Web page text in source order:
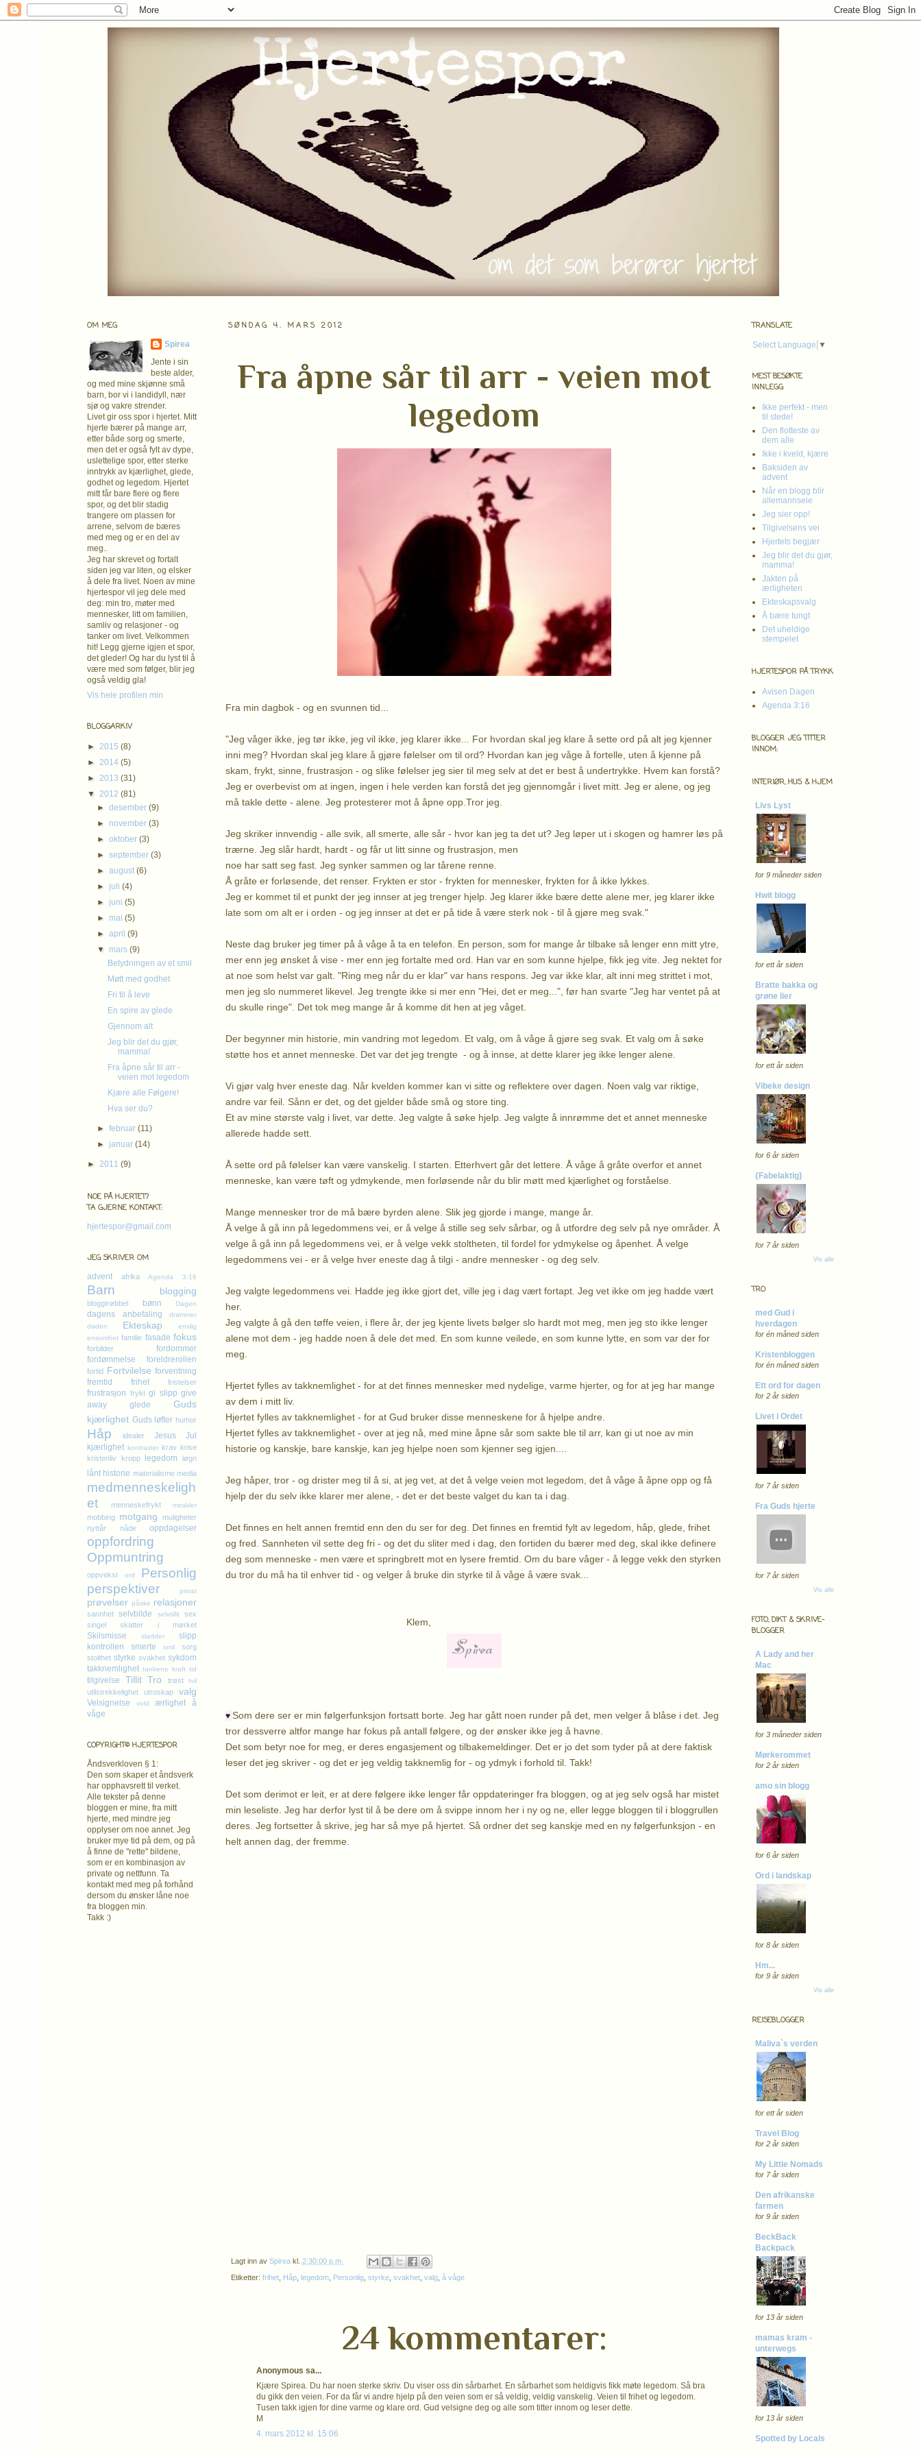
SØNDAG 4. MARS 2012
Fra åpne sår til arr - veien mot
legedom
Fra min dagbok - og en svunnen tid...
"Jeg våger ikke, jeg tør ikke, jeg vil ikke, jeg klarer ikke... For hvordan skal jeg klare å sette ord på alt jeg kjenner
inni meg? Hvordan skal jeg klare å gjøre følelser om til ord? Hvordan kan jeg våge å fortelle, uten å kjenne på
skam, frykt, sinne, frustrasjon - og slike følelser jeg sier til meg selv at det er best å undertrykke. Hvem kan forstå?
Jeg er overbevist om at ingen, ingen i hele verden kan forstå det jeg gjennomgår i livet mitt. Jeg er alene, og jeg
må takle dette - alene. Jeg protesterer mot å åpne opp.Tror jeg.
Jeg skriker innvendig - alle svik, all smerte, alle sår - hvor kan jeg ta det ut? Jeg løper ut i skogen og hamrer løs på
trærne. Jeg slår hardt, hardt - og får ut litt sinne og frustrasjon, men
noe har satt seg fast. Jeg synker sammen og lar tårene renne.
Å gråte er forløsende, det renser. Frykten er stor - frykten for mennesker, frykten for å ikke lykkes.
Jeg er kommet til et punkt der jeg innser at jeg trenger hjelp. Jeg klarer ikke bære dette alene mer, jeg klarer ikke
late som om alt er i orden - og jeg innser at det er på tide å være sterk nok - til å gjøre meg svak."
Neste dag bruker jeg timer på å våge å ta en telefon. En person, som for mange år tilbake så lenger enn mitt ytre,
mer enn jeg ønsket å vise - mer enn jeg fortalte med ord. Han var en som kunne hjelpe, fikk jeg vite. Jeg nektet for
at noe som helst var galt. "Ring meg når du er klar" var hans respons. Jeg var ikke klar, alt inni meg strittet i mot,
men jeg slo nummeret likevel. Jeg trengte ikke si mer enn "Hei, det er meg...", før han svarte "Jeg har ventet på at
du skulle ringe". Det tok meg mange år å komme dit hen at jeg våget.
Der begynner min historie, min vandring mot legedom. Et valg, om å våge å gjøre seg svak. Et valg om å søke
støtte hos et annet menneske. Det var det jeg trengte - og å innse, at dette klarer jeg ikke lenger alene.
Vi gjør valg hver eneste dag. Når kvelden kommer kan vi sitte og reflektere over dagen. Noen valg var riktige,
andre var feil. Sånn er det, og det gjelder både små og store ting.
Et av mine største valg i livet, var dette. Jeg valgte å søke hjelp. Jeg valgte å innrømme det et annet menneske
allerede hadde sett.
Å sette ord på følelser kan være vanskelig. I starten. Etterhvert går det lettere. Å våge å gråte overfor et annet
menneske, kan være tøft og ydmykende, men forløsende når du blir møtt med kjærlighet og forståelse.
Mange mennesker tror de må bære byrden alene. Slik jeg gjorde i mange, mange år.
Å velge å gå inn på legedommens vei, er å velge å stille seg selv sårbar, og å utfordre deg selv på nye områder. Å
velge å gå inn på legedommens vei, er å velge vekk stoltheten, til fordel for ydmykelse og åpenhet. Å velge
legedommens vei - er å velge hver eneste dag å tilgi - andre mennesker - og deg selv.
Jeg valgte legedommens vei. Hadde jeg ikke gjort det, ville jeg i dag vært fortapt. Jeg vet ikke om jeg hadde vært
her.
Jeg valgte å gå den tøffe veien, i flere år, der jeg kjente livets bølger slo hardt mot meg, men jeg sto ikke lenger
alene mot dem - jeg hadde noen å dele det med. En som kunne veilede, en som kunne lytte, en som var der for
meg.
Hjertet fylles av takknemlighet - for at det finnes mennesker med nydelige, varme hjerter, og for at jeg har mange
av dem i mitt liv.
Hjertet fylles av takknemlighet - for at Gud bruker disse menneskene for å hjelpe andre.
Hjertet fylles av takknemlighet - over at jeg nå, med mine åpne sår som sakte ble til arr, kan gi ut noe av min
historie og kanskje, bare kanskje, kan jeg hjelpe noen som kjenner seg igjen....
Jeg håper, tror - og drister meg til å si, at jeg vet, at det å velge veien mot legedom, det å våge å åpne opp og få
hjelp der du selv ikke klarer mer alene, - det er det beste valget du kan ta i dag.
Det finnes en helt annen fremtid enn den du ser for deg. Det finnes en fremtid fylt av legedom, håp, glede, frihet
og fred. Sannheten vil sette deg fri - og det du sliter med i dag, den fortiden du bærer med deg, skal ikke definere
deg som menneske - men være et springbrett mot en lysere fremtid. Om du bare våger - å legge vekk den styrken
du tror du må ha til enhver tid - og velger å bruke din styrke til å våge å være svak...
Klem,
♥ Som dere ser er min følgerfunksjon fortsatt borte. Jeg har gått noen runder på det, men velger å blåse i det. Jeg
tror dessverre altfor mange har fokus på antall følgere, og der ønsker ikke jeg å havne.
Det som betyr noe for meg, er deres engasjement og tilbakemeldinger. Det er jo det som tyder på at dere faktisk
leser det jeg skriver - og det er jeg veldig takknemlig for - og ydmyk i forhold til. Takk!
Det som derimot er leit, er at dere følgere ikke lenger får oppdateringer fra bloggen, og at jeg selv også har mistet
min leseliste. Jeg har derfor lyst til å be dere om å svippe innom her i ny og ne, eller legge bloggen til i bloggrullen
deres. Jeg fortsetter å skrive, jeg har så mye på hjertet. Så ordner det seg kanskje med en ny følgerfunksjon - en
helt annen dag, der fremme.
Lagt inn av Spirea kl. 2:30:00 p.m.
Etiketter: frihet Håp legedom Personlig styrke svakhet valg å våge
24 kommentarer:
Anonymous sa...
Kjære Spirea. Du har noen sterke skriv. Du viser oss din sårbarhet. En sårbarhet som heldigvis fikk møte legedom. Så bra
du gikk den veien. For da får vi andre hjelp på den veien som er så veldig, veldig vanskelig. Veien til frihet og legedom.
Tusen takk igjen for dine varme og klare ord. Gud velsigne deg og alle som titter innom og leser dette.
M
4. mars 2012 kl. 15:06
OM MEG
Spirea
Jente i sin
beste alder,
og med mine skjønne små
barn, bor vi i landidyll, nær
sjø og vakre strender.
Livet gir oss spor i hjertet. Mitt
hjerte bærer på mange arr,
etter både sorg og smerte,
men det er også fylt av dype,
uslettelige spor, etter sterke
inntrykk av kjærlighet, glede,
godhet og legedom. Hjertet
mitt får bare flere og flere
spor, og det blir stadig
trangere om plassen for
arrene, selvom de bæres
med meg og er en del av
meg..
Jeg har skrevet og fortalt
siden jeg var liten, og elsker
å dele fra livet. Noen av mine
hjertespor vil jeg dele med
deg: min tro, møter med
mennesker, litt om familien,
samliv og relasjoner - og
tanker om livet. Velkommen
hit! Legg gjerne igjen et spor,
det gleder! Og har du lyst til å
være med som følger, blir jeg
også veldig gla!
Vis hele profilen min
BLOGGARKIV
► 2015 (8)
► 2014 (5)
► 2013 (31)
▼ 2012 (81)
►desember(9)
► november(3)
►oktober(3)
►september(3)
►august(6)
► juli(4)
► juni(5)
► mai(5)
►april(9)
▼ mars(9)
Betydningen av et smil
Møtt med godhet
Fri til å leve
En spire av glede
Gjennom alt
Jeg blir det du gjør,
mamma!
Fra åpne sår til arr -
veien mot legedom
Kjære alle Følgere!
Hva ser du?
►februar(11)
► januar(14)
► 2011 (9)
NOE PÅ HJERTET?
TA GJERNE KONTAKT:
hjertespor@gmail.com
JEG SKRIVER OM
advent afrika Agenda 3:16
Barn blogging
bloggtrøbbel bønn Dagen
dagens anbefaling
drømmer
døden
Ekteskap
enslig
ensomhet familie fasade fokus
forbilder
fordommer
fordømmelse
foreldrerollen
fortid Fortvilelse forventning
fremtid
frihet fristelser
frustrasjon frykt gi slipp give
away
glede
Guds
kjærlighet Guds løfter humor
Håp idealer Jesus
Jul
kjærlighet kontraster krav krise
kristenliv kropp legedom løgn
lånt historie materialisme media
medmenneskeligh
et
menneskefrykt mirakler
mobbing motgang
muligheter
nyttår
nåde oppdagelser
oppfordring
Oppmuntring
oppvekst ord
Personlig
perspektiver
privat
prøvelser påske relasjoner
sannhet selvbilde selvtillit
sex
singel
skatter i mørket
Skilsmisse sladder
slipp
kontrollen
smerte smil
sorg
stolthet styrke svakhet sykdom
takknemlighet tankens kraft tid
tilgivelse Tillit Tro trøst tvil
utilstrekkelighet utroskap valg
Velsignelse vold ærlighet
å
våge
COPYRIGHT© HJERTESPOR
Åndsverkloven § 1:
Den som skaper et åndsverk
har opphavsretttil verket.
Alle tekster på denne
bloggen er mine, fra mitt
hjerte, med mindre jeg
opplyser om noe annet. Jeg
bruker mye tid på dem, og på
å finne de "rette" bildene,
som er en kombinasjon av
private og nettfunn. Ta
kontakt med meg på forhånd
dersom du ønsker låne noe
fra bloggen min.
Takk :)
TRANSLATE
Select Language ▼
MEST BESØKTE
INNLEGG
Ikke perfekt - men
til stede!
Den flotteste av
dem alle
Ikke i kveld, kjære
Baksiden av
advent
Når en blogg blir
allemannseie
Jeg sier opp!
Tilgivelsens vei
Hjertets begjær
Jeg blir det du gjør,
mamma!
Jakten på
ærligheten
Ekteskapsvalg
Å bære tungt
Det uheldige
stempelet
HJERTESPOR PÅ TRYKK
Avisen Dagen
Agenda 3:16
BLOGGER JEG TITTER
INNOM:
INTERIØR, HUS & HJEM
Livs Lyst
for 9 måneder siden
Hwit blogg
for ett år siden
Bratte bakka og
grøne lier
for ett år siden
Vibeke design
for 6 år siden
{Fabelaktig}
for 7 år siden
Vis alle
TRO
med Gud i
hverdagen
for én måned siden
Kristenbloggen
for én måned siden
Ett ord for dagen
for 2 år siden
Livet i Ordet
for 7 år siden
Fra Guds hjerte
for 7 år siden
Vis alle
FOTO, DIKT & SKRIVE-
BLOGGER
A Lady and her
Mac
for 3 måneder siden
Mørkerommet
for 2 år siden
amo sin blogg
for 6 år siden
Ord i landskap
for 8 år siden
Hm...
for 9 år siden
Vis alle
REISEBLOGGER
Maliva`s verden
for ett år siden
Travel Blog
for 2 år siden
My Little Nomads
for 7 år siden
Den afrikanske
farmen
for 9 år siden
BeckBack
Backpack
for 13 år siden
mamas kram -
unterwegs
for 13 år siden
Spotted by Locals